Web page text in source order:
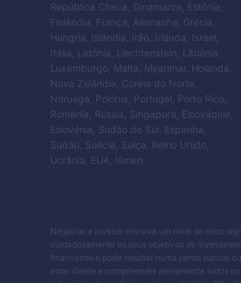
República Checa, Dinamarca, Estónia,
Finlândia, França, Alemanha, Grécia,
Hungria, Islândia, Irão, Irlanda, Israel,
Itália, Letónia, Liechtenstein, Lituânia,
Luxemburgo, Malta, Myanmar, Holanda,
Nova Zelândia, Coreia do Norte,
Noruega, Polónia, Portugal, Porto Rico,
Roménia, Rússia, Singapura, Eslováquia,
Eslovénia, Sudão do Sul, Espanha,
Sudão, Suécia, Suíça, Reino Unido,
Ucrânia, EUA, Iémen.
Negociar e investir envolve um nível de risco
cuidadosamente os seus objetivos de
financeiros e pode resultar numa perda parcial
estar ciente e compreender plenamente todos